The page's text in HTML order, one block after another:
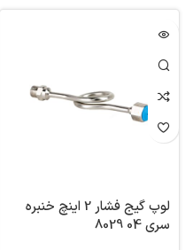
لوپ گیج فشار 2 اینچ خنبره
سری 04 8029